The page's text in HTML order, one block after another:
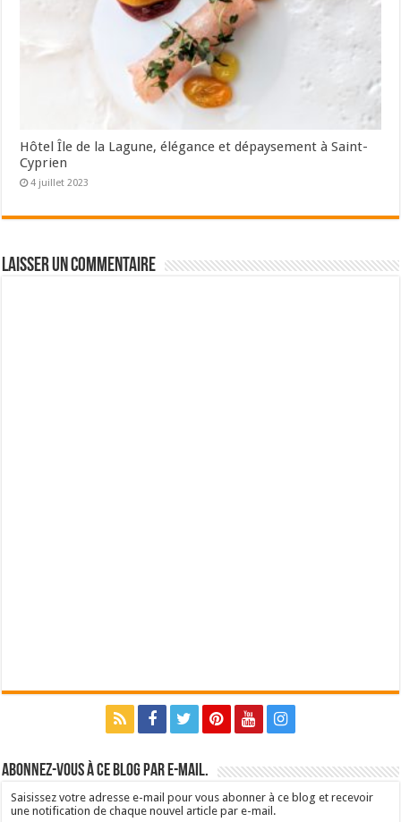
Hôtel Île de la Lagune, élégance et dépaysement à Saint-
Cyprien
4 juillet 2023
Laisser un commentaire
Abonnez-vous à ce blog par e-mail.
Saisissez votre adresse e-mail pour vous abonner à ce blog et recevoir
une notification de chaque nouvel article par e-mail.